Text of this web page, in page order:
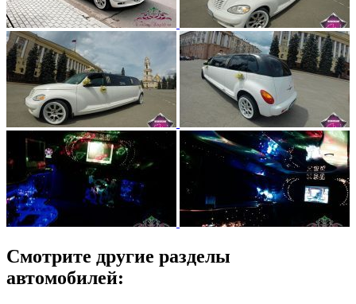
Смотрите другие разделы
автомобилей: